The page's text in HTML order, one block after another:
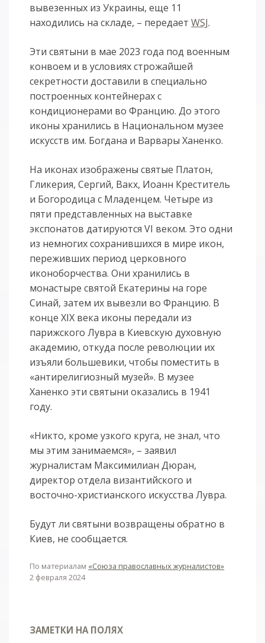
вывезенных из Украины, еще 11
находились на складе, – передаетWSJ.
Эти святыни в мае 2023 года под военным
конвоем и в условиях строжайшей
секретности доставили в специально
построенных контейнерах с
кондиционерами во Францию. До этого
иконы хранились в Национальном музее
искусств им. Богдана и Варвары Ханенко.
На иконах изображены святые Платон,
Гликерия, Сергий, Вакх, Иоанн Креститель
и Богородица с Младенцем. Четыре из
пяти представленных на выставке
экспонатов датируются VI веком. Это одни
из немногих сохранившихся в мире икон,
переживших период церковного
иконоборчества. Они хранились в
монастыре святой Екатерины на горе
Синай, затем их вывезли во Францию. В
конце XIX века иконы передали из
парижского Лувра в Киевскую духовную
академию, откуда после революции их
изъяли большевики, чтобы поместить в
«антирелигиозный музей». В музее
Ханенко эти святыни оказались в 1941
году.
«Никто, кроме узкого круга, не знал, что
мы этим занимаемся», – заявил
журналистам Максимилиан Дюран,
директор отдела византийского и
восточно-христианского искусства Лувра.
Будут ли святыни возвращены обратно в
Киев, не сообщается.
По материалам «Союза православных журналистов»
2 февраля 2024
ЗАМЕТКИ НА ПОЛЯХ